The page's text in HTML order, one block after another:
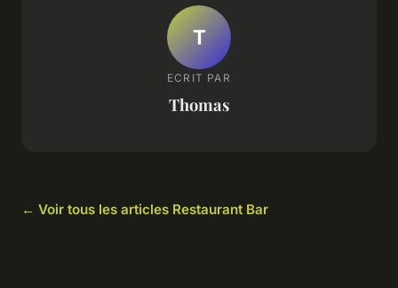
T
ECRIT PAR
Thomas
← Voir tous les articles Restaurant Bar